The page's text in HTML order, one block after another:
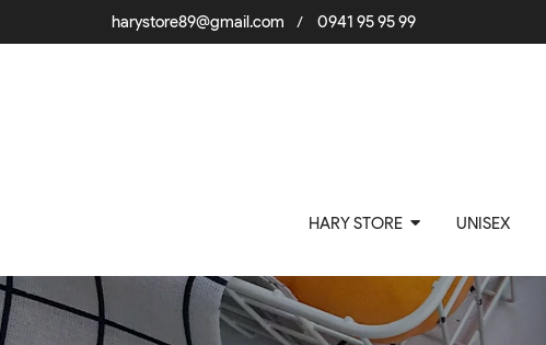
harystore89@gmail.com / 0941 95 95 99
HARY STORE UNISEX